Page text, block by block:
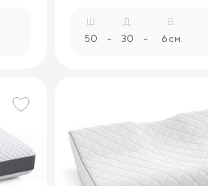
50 -
Д.
30 -
В.
6 см.